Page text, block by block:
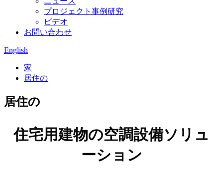
プロジェクト事例研究
ビデオ
お問い合わせ
English
家
居住の
居住の
住宅用建物の空調設備ソリュ
ーション